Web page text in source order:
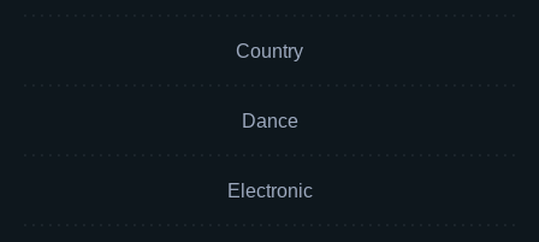
Country
Dance
Electronic